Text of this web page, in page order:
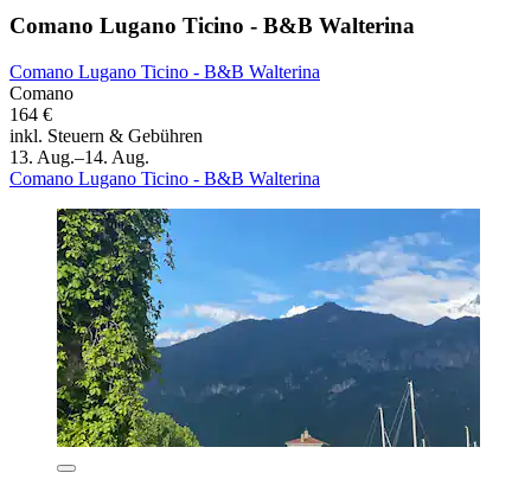
Comano Lugano Ticino - B&B Walterina
Comano Lugano Ticino - B&B Walterina
Comano
164 €
inkl. Steuern & Gebühren
13. Aug.–14. Aug.
Comano Lugano Ticino - B&B Walterina